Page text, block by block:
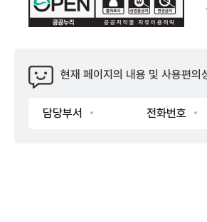
현재 페이지의 내용 및 사용편의
담당부서 전화번호